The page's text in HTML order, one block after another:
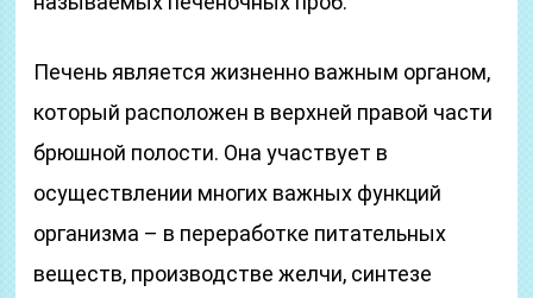
Печень является жизненно важным органом,
который расположен в верхней правой части
брюшной полости. Она участвует в
осуществлении многих важных функций
организма – в переработке питательных
веществ, производстве желчи, синтезе